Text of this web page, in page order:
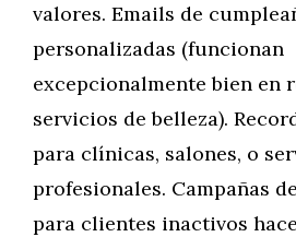
valores. Emails de
personalizadas (funcionan
excepcionalmente bien en
servicios de belleza).
para clínicas, salones, o
profesionales. Campañas
para clientes inactivos